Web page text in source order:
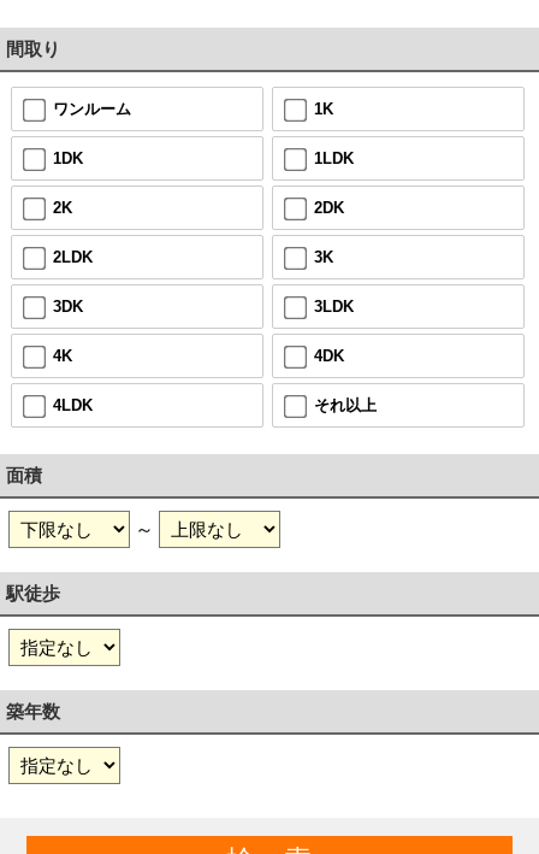
間取り
ワンルーム 1K
1DK 1LDK
2K 2DK
2LDK 3K
3DK 3LDK
4K 4DK
4LDK それ以上
面積
～
駅徒歩
築年数